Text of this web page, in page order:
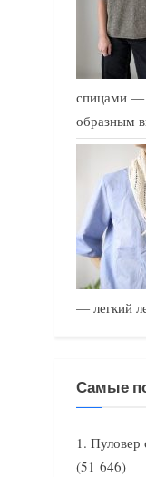
спицами —
образным
— легкий
Самые
Пуловер
(51 646)